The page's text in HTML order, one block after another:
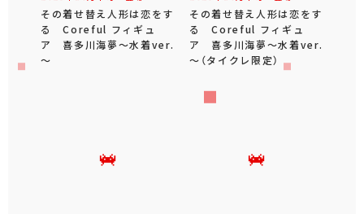
その着せ替え人形は恋をす
る Coreful フィギュ
ア 喜多川海夢～水着ver.
～
その着せ替え人形は恋をす
る Coreful フィギュ
ア 喜多川海夢～水着ver.
～（タイクレ限定）